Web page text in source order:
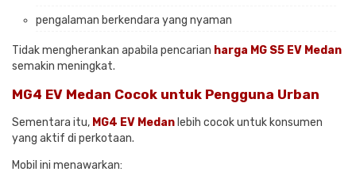
pengalaman berkendara yang nyaman
Tidak mengherankan apabila pencarian harga MG S5 EV Medan
semakin meningkat.
MG4 EV Medan Cocok untuk Pengguna Urban
Sementara itu, MG4 EV Medan lebih cocok untuk konsumen
yang aktif di perkotaan.
Mobil ini menawarkan: